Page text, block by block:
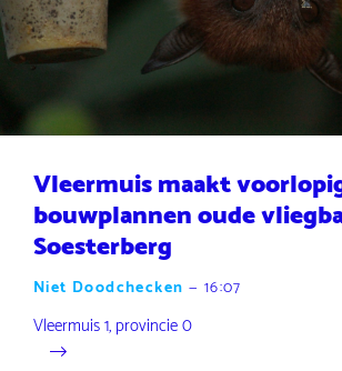
Vleermuis maakt
bouwplannen oude
Soesterberg
Niet Doodchecken — 16:07
Vleermuis 1, provincie 0